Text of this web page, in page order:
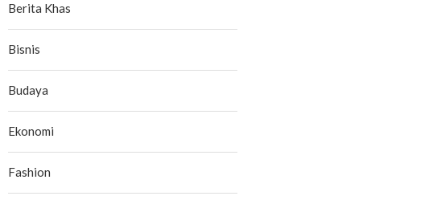
Berita Khas
Bisnis
Budaya
Ekonomi
Fashion